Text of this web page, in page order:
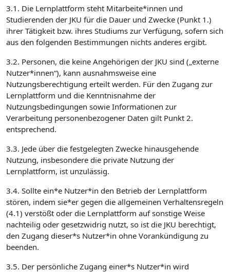
3.1. Die Lernplattform steht Mitarbeite*innen und
Studierenden der JKU für die Dauer und Zwecke (Punkt 1.)
ihrer Tätigkeit bzw. ihres Studiums zur Verfügung, sofern sich
aus den folgenden Bestimmungen nichts anderes ergibt.
3.2. Personen, die keine Angehörigen der JKU sind („externe
Nutzer*innen“), kann ausnahmsweise eine
Nutzungsberechtigung erteilt werden. Für den Zugang zur
Lernplattform und die Kenntnisnahme der
Nutzungsbedingungen sowie Informationen zur
Verarbeitung personenbezogener Daten gilt Punkt 2.
entsprechend.
3.3. Jede über die festgelegten Zwecke hinausgehende
Nutzung, insbesondere die private Nutzung der
Lernplattform, ist unzulässig.
3.4. Sollte ein*e Nutzer*in den Betrieb der Lernplattform
stören, indem sie*er gegen die allgemeinen Verhaltensregeln
(4.1) verstößt oder die Lernplattform auf sonstige Weise
nachteilig oder gesetzwidrig nutzt, so ist die JKU berechtigt,
den Zugang dieser*s Nutzer*in ohne Vorankündigung zu
beenden.
3.5. Der persönliche Zugang einer*s Nutzer*in wird